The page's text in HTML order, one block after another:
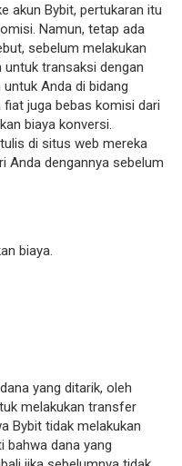
akun Bybit, pertukaran itu
Namun, tetap ada
sebelum melakukan
untuk transaksi dengan
Anda di bidang
juga bebas komisi dari
biaya konversi.
di situs web mereka
Anda dengannya sebelum
biaya.
yang ditarik, oleh
melakukan transfer
Bybit tidak melakukan
bahwa dana yang